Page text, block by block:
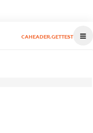
CAHEADER.GETTEST